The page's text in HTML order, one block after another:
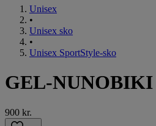
Unisex
•
Unisex sko
•
Unisex SportStyle-sko
GEL-NUNOBIKI
900 kr.